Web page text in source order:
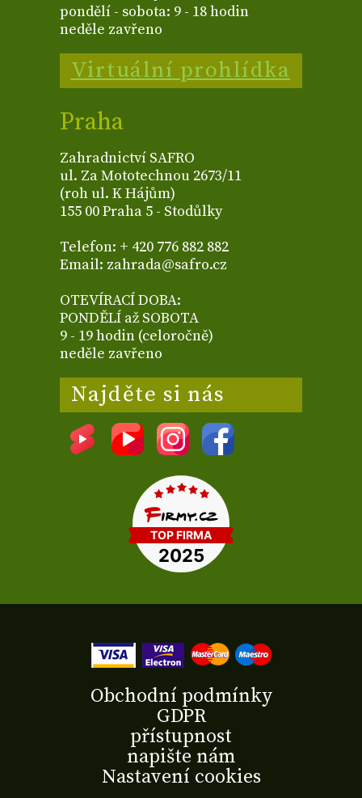
pondělí - sobota: 9 - 18 hodin
neděle zavřeno
Virtuální prohlídka
Praha
Zahradnictví SAFRO
ul. Za Mototechnou 2673/11
(roh ul. K Hájům)
155 00 Praha 5 - Stodůlky
Telefon: + 420 776 882 882
Email: zahrada@safro.cz
OTEVÍRACÍ DOBA:
PONDĚLÍ až SOBOTA
9 - 19 hodin (celoročně)
neděle zavřeno
Najděte si nás
Obchodní podmínky
GDPR
přístupnost
napište nám
Nastavení cookies